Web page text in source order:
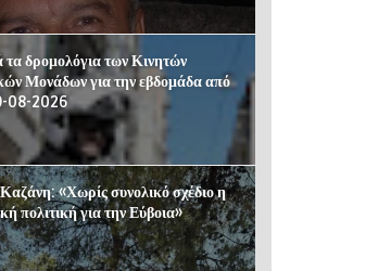
τα δρομολόγια των Κινητών
Μονάδων για την εβδομάδα από
08-2026
«Χωρίς συνολικό σχέδιο η
πολιτική για την Εύβοια»